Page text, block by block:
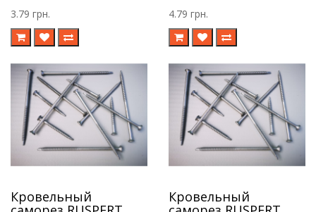
3.79 грн.
4.79 грн.
Кровельный Кровельный